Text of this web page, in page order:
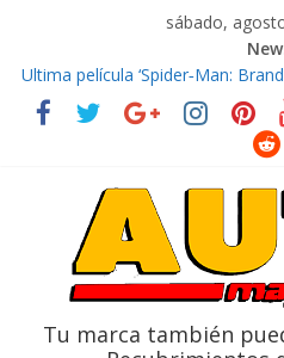
sábado,
El costo de tener un vehículo
decidir
Ultima película ‘Spider‑Man:
La Vuelta al Ecuador 2026,
La FEDAK recibe 12 Sinotruk
Tu marca también